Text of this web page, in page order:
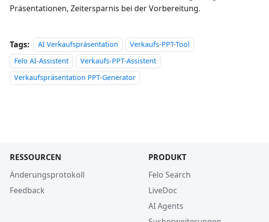
Präsentationen, Zeitersparnis bei der Vorbereitung.
Tags: AI Verkaufspräsentation
Verkaufs-PPT-Tool
Felo AI-Assistent
Verkaufs-PPT-Assistent
Verkaufspräsentation PPT-Generator
RESSOURCEN
Änderungsprotokoll
Feedback
PRODUKT
Felo Search
LiveDoc
AI Agents